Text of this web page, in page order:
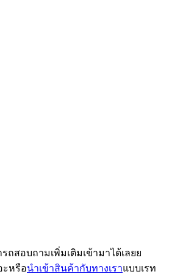
สอบถามเพิ่มเติมเข้ามาได้เลยย
ะหรือนำเข้าสินค้ากับทางเราแบบเรท